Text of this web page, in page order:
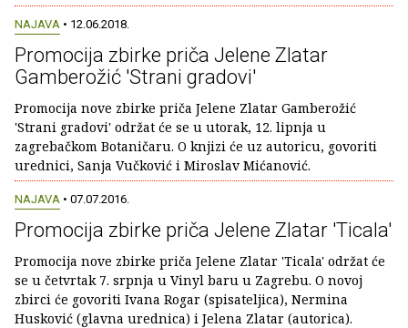
NAJAVA • 12.06.2018.
Promocija zbirke priča Jelene Zlatar
Gamberožić 'Strani gradovi'
Promocija nove zbirke priča Jelene Zlatar Gamberožić
'Strani gradovi' održat će se u utorak, 12. lipnja u
zagrebačkom Botaničaru. O knjizi će uz autoricu, govoriti
urednici, Sanja Vučković i Miroslav Mićanović.
NAJAVA • 07.07.2016.
Promocija zbirke priča Jelene Zlatar 'Ticala'
Promocija nove zbirke priča Jelene Zlatar 'Ticala' održat će
se u četvrtak 7. srpnja u Vinyl baru u Zagrebu. O novoj
zbirci će govoriti Ivana Rogar (spisateljica), Nermina
Husković (glavna urednica) i Jelena Zlatar (autorica).